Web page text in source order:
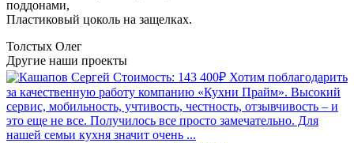
поддонами,
Пластиковый цоколь на защелках.
Толстых Олег
Другие наши проекты
Стоимость: 143 400₽ Хотим поблагодарить
за качественную работу компанию «Кухни Прайм». Высокий
сервис, мобильность, учтивость, честность, отзывчивость – и
это еще не все. Получилось все просто замечательно. Для
нашей семьи кухня значит очень ...